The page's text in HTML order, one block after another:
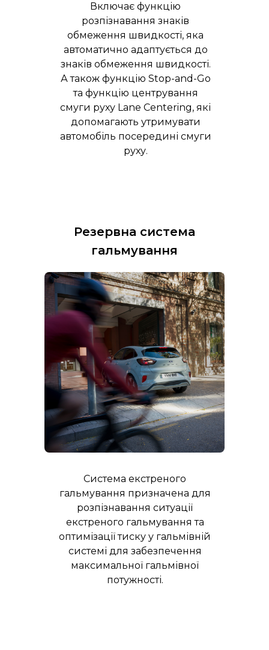
Система екстреного
гальмування призначена для
розпізнавання ситуації
екстреного гальмування та
оптимізації тиску у гальмівній
системі для забезпечення
максимальної гальмівної
потужності.
Резервна система
гальмування
Включає функцію
розпізнавання знаків
обмеження швидкості, яка
автоматично адаптується до
знаків обмеження швидкості.
А також функцію Stop-and-Go
та функцію центрування
смуги руху Lane Centering, які
допомагають утримувати
автомобіль посередині смуги
руху.